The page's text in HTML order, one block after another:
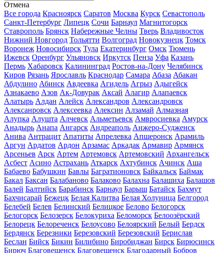
Отмена
Все города Красноярск Саратов Москва Курск Севастополь
Санкт-Петербург Липецк Сочи Барнаул Магнитогорск
Ставрополь Брянск Набережные Челны Тверь Владивосток
Нижний Новгород Тольятти Волгоград Новокузнецк Томск
Воронеж Новосибирск Тула Екатеринбург Омск Тюмень
Ижевск Оренбург Ульяновск Иркутск Пенза Уфа Казань
Пермь Хабаровск Калининград Ростов-на-Дону Челябинск
Киров Рязань Ярославль Краснодар Самара Абаза Абакан
Абдулино Абинск Авдеевка Агидель Агрыз Адыгейск
Азнакаево Азов Ак-Довурак Аксай Алагир Алапаевск
Алатырь Алдан Алейск Александров Александровск
Алексанровск Алексеевка Алексин Алзамай Алмазная
Алупка Алушта Алчевск Альметьевск Амвросиевка Амурск
Анадырь Анапа Ангарск Андреаполь Анжеро-Судженск
Анива Антрацит Апатиты Апрелевка Апшеронск Арамиль
Аргун Ардатов Ардон Арзамас Аркадак Армавир Армянск
Арсеньев Арск Артем Артемовск Артемовский Архангельск
Асбест Асино Астрахань Аткарск Ахтубинск Ачинск Аша
Бабаево Бабушкин Бавлы Багратионовск Байкальск Баймак
Бакал Баксан Балабаново Балаково Балахна Балашиха Балашов
Балей Балтийск Барабинск Барнаул Барыш Батайск Бахмут
Бахчисарай Бежецк Белая Калитва Белая Холуница Белгород
Белебей Белев Белинский Белицкое Белово Белогорск
Белогорск Белозерск Белокуриха Беломорск Белоозёрский
Белорецк Белореченск Белоусово Белоярский Белый Бердск
Бердянск Березники Березовский Березовский Берислав
Беслан Бийск Бикин Билибино Биробиджан Бирск Бирюсинск
Бирюч Благовещенск Благовещенск Благодарный Бобров